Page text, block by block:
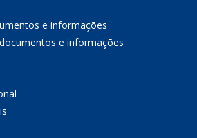
e informações
e informações